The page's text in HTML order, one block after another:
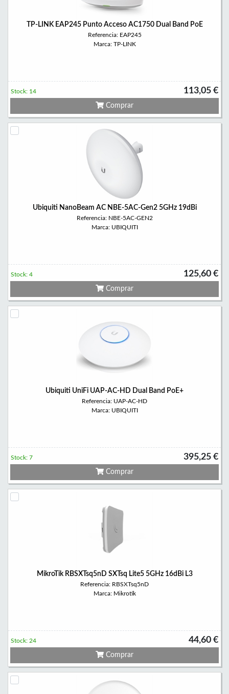
TP-LINK EAP245 Punto Acceso AC1750 Dual Band PoE
Referencia: EAP245
Marca: TP-LINK
113,05 €
Stock: 14
Comprar
Ubiquiti NanoBeam AC NBE-5AC-Gen2 5GHz 19dBi
Referencia: NBE-5AC-GEN2
Marca: UBIQUITI
125,60 €
Stock: 4
Comprar
Ubiquiti UniFi UAP-AC-HD Dual Band PoE+
Referencia: UAP-AC-HD
Marca: UBIQUITI
395,25 €
Stock: 7
Comprar
MikroTik RBSXTsq5nD SXTsq Lite5 5GHz 16dBi L3
Referencia: RBSXTsq5nD
Marca: Mikrotik
44,60 €
Stock: 24
Comprar